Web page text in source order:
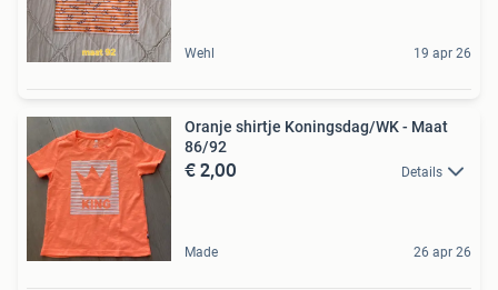
Wehl 19 apr 26
Oranje shirtje Koningsdag/WK - Maat
86/92
€ 2,00 Details
Made 26 apr 26